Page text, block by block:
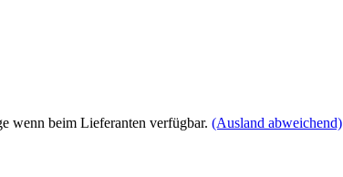
wenn beim Lieferanten verfügbar. (Ausland abweichend)